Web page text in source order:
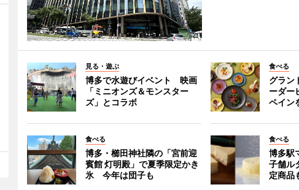
見る・遊ぶ
博多で水遊びイベント 映画
「ミニオンズ＆モンスター
ズ」とコラボ
食べる
グラン
ーダー
ペイン
食べる
博多・櫛田神社隣の「宮前迎
賓館 灯明殿」で夏季限定かき
氷 今年は団子も
食べる
博多駅
子舗ル
定商品